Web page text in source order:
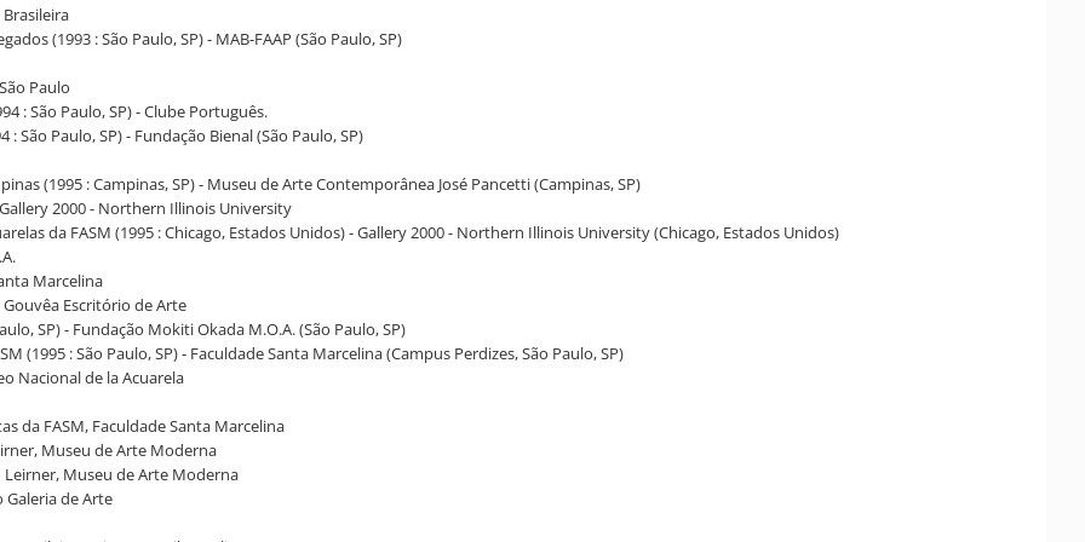
(1993 : São Paulo, SP) - MAB-FAAP (São Paulo, SP)
Paulo
: São Paulo, SP) - Clube Português.
São Paulo, SP) - Fundação Bienal (São Paulo, SP)
(1995 : Campinas, SP) - Museu de Arte Contemporânea José Pancetti (Campinas, SP)
2000 - Northern Illinois University
da FASM (1995 : Chicago, Estados Unidos) - Gallery 2000 - Northern Illinois University (Chicago, Estados Unidos)
Marcelina
Escritório de Arte
SP) - Fundação Mokiti Okada M.O.A. (São Paulo, SP)
(1995 : São Paulo, SP) - Faculdade Santa Marcelina (Campus Perdizes, São Paulo, SP)
Nacional de la Acuarela
da FASM, Faculdade Santa Marcelina
Museu de Arte Moderna
Leirner, Museu de Arte Moderna
Galeria de Arte